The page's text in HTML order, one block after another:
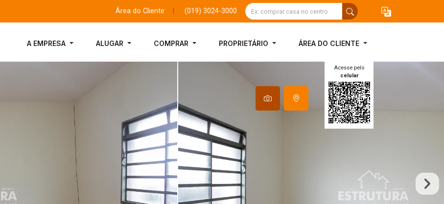
Área do Cliente (019) 3024-3000
A EMPRESA ALUGAR COMPRAR PROPRIETÁRIO ÁREA DO CLIENTE
Acesse pelo
celular